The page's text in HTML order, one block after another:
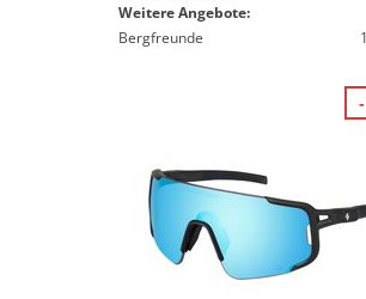
Weitere Angebote:
Bergfreunde